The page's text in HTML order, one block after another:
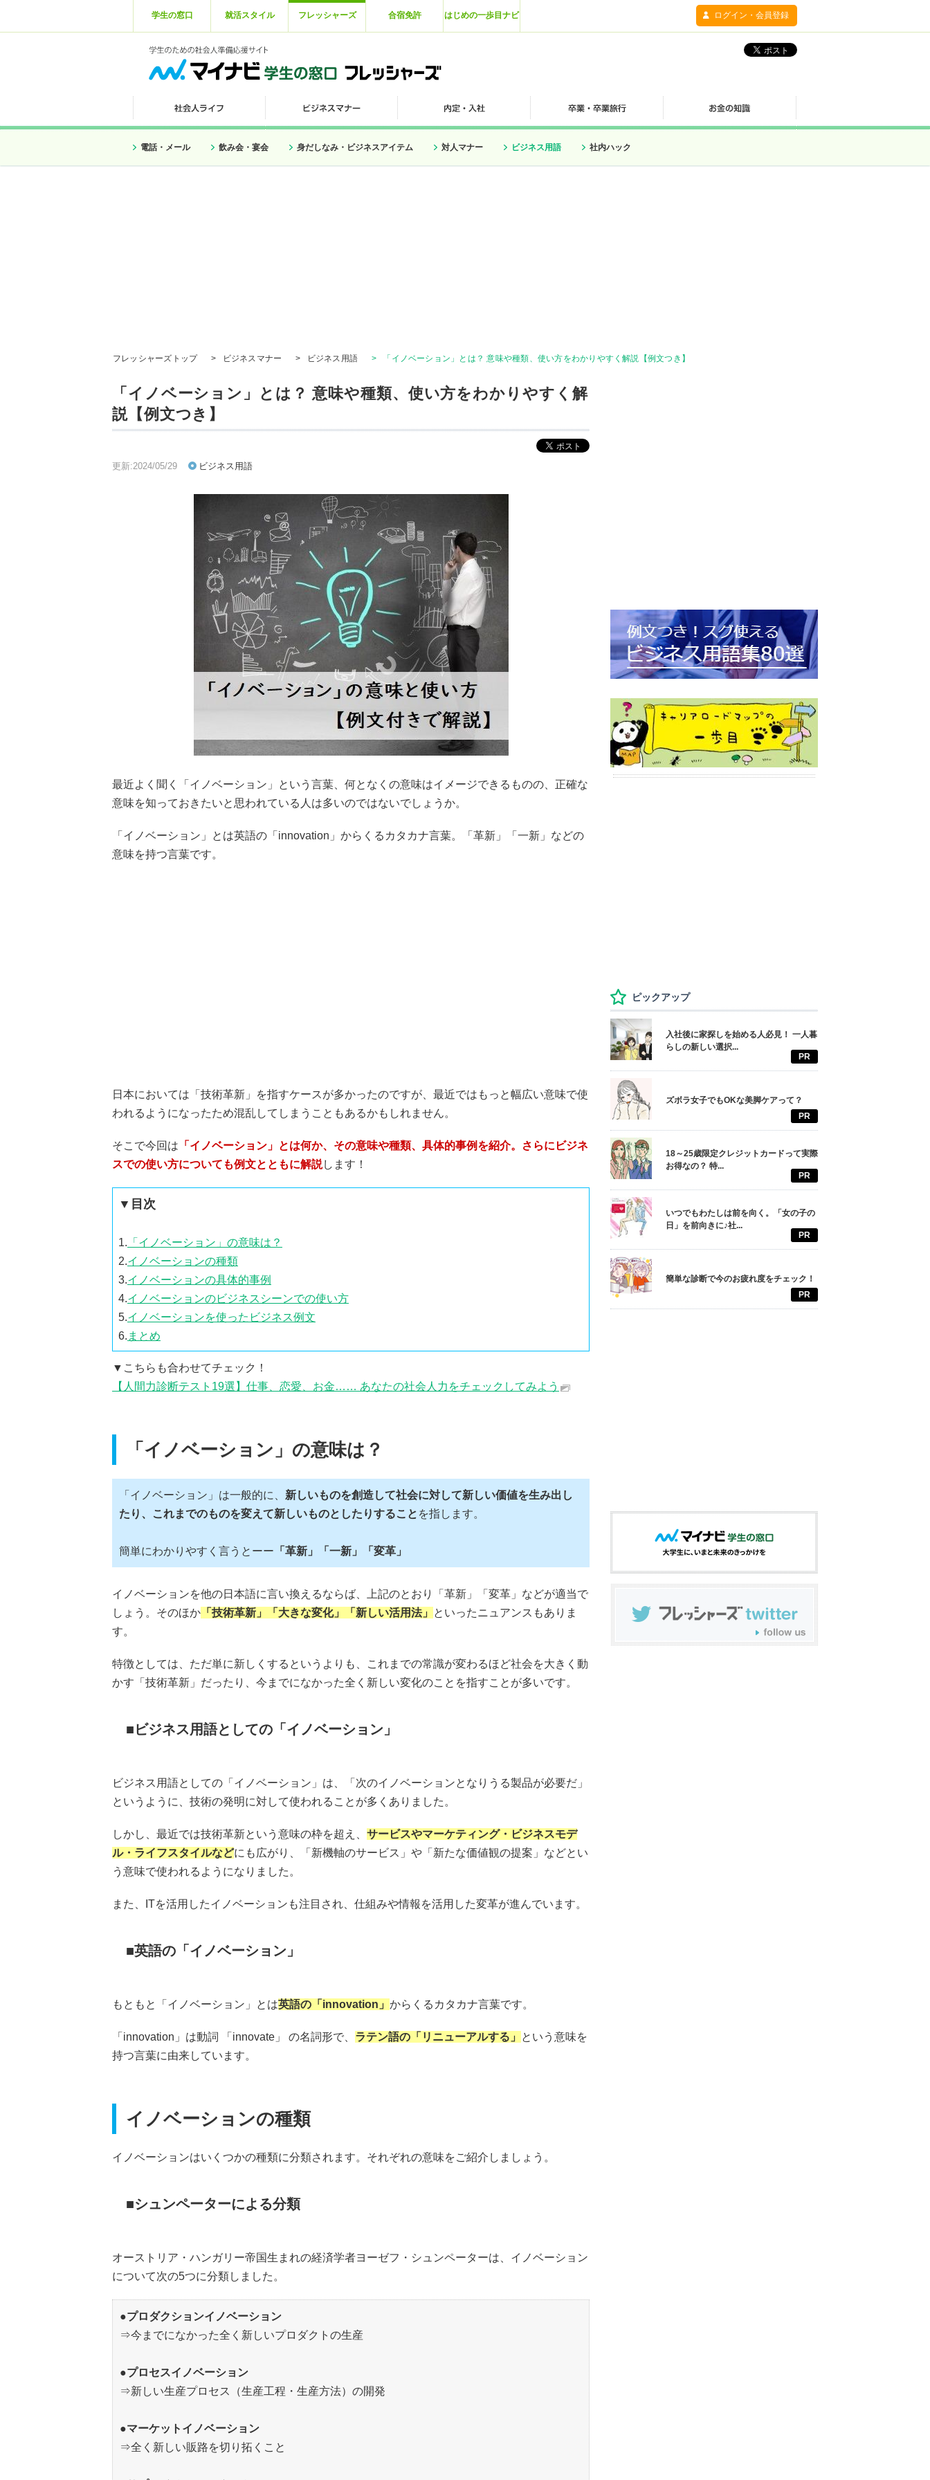
学生の窓口 就活スタイル フレッシャーズ 合宿免許 はじめの一歩目ナビ ログイン・会員登録
電話・メール 飲み会・宴会 身だしなみ・ビジネスアイテム 対人マナー ビジネス用語 社内ハック
フレッシャーズトップ > ビジネスマナー > ビジネス用語 > 「イノベーション」とは？ 意味や種類、使い方をわかりやすく解説【例文つき】
「イノベーション」とは？ 意味や種類、使い方をわかりやすく解
説【例文つき】
更新:2024/05/29 ビジネス用語
最近よく聞く「イノベーション」という言葉、何となくの意味はイメージできるものの、正確な
意味を知っておきたいと思われている人は多いのではないでしょうか。
「イノベーション」とは英語の「innovation」からくるカタカナ言葉。「革新」「一新」などの
意味を持つ言葉です。
日本においては「技術革新」を指すケースが多かったのですが、最近ではもっと幅広い意味で使
われるようになったため混乱してしまうこともあるかもしれません。
そこで今回は 「イノベーション」とは何か、その意味や種類、具体的事例を紹介。さらにビジネ
スでの使い方についても例文とともに解説します！
▼目次
1. 「イノベーション」の意味は？
2.イノベーションの種類
3.イノベーションの具体的事例
4.イノベーションのビジネスシーンでの使い方
5.イノベーションを使ったビジネス例文
6. まとめ
▼こちらも合わせてチェック！
【人間力診断テスト19選】仕事、恋愛、お金…… あなたの社会人力をチェックしてみよう
「イノベーション」の意味は？
「イノベーション」は一般的に、 新しいものを創造して社会に対して新しい価値を生み出し
たり、これまでのものを変えて新しいものとしたりすること を指します。
簡単にわかりやすく言うとーー 「革新」「一新」「変革」
イノベーションを他の日本語に言い換えるならば、上記のとおり「革新」「変革」などが適当で
しょう。そのほか 「技術革新」「大きな変化」「新しい活用法」
といったニュアンスもありま
す。
特徴としては、ただ単に新しくするというよりも、これまでの常識が変わるほど社会を大きく動
かす「技術革新」だったり、今までになかった全く新しい変化のことを指すことが多いです。
ビジネス用語としての「イノベーション」
ビジネス用語としての「イノベーション」は、「次のイノベーションとなりうる製品が必要だ」
というように、技術の発明に対して使われることが多くありました。
しかし、最近では技術革新という意味の枠を超え、 サービスやマーケティング・ビジネスモデ
ル・ライフスタイルなどにも広がり、「新機軸のサービス」や「新たな価値観の提案」などとい
う意味で使われるようになりました。
また、ITを活用したイノベーションも注目され、仕組みや情報を活用した変革が進んでいます。
英語の「イノベーション」
もともと「イノベーション」とは英語の「innovation」 からくるカタカナ言葉です。
「innovation」は動詞 「innovate」 の名詞形で、 ラテン語の「リニューアルする」
という意味を
持つ言葉に由来しています。
イノベーションの種類
イノベーションはいくつかの種類に分類されます。それぞれの意味をご紹介しましょう。
シュンペーターによる分類
オーストリア・ハンガリー帝国生まれの経済学者ヨーゼフ・シュンペーターは、イノベーション
について次の5つに分類しました。
●プロダクションイノベーション
⇒今までになかった全く新しいプロダクトの生産
●プロセスイノベーション
⇒新しい生産プロセス（生産工程・生産方法）の開発
●マーケットイノベーション
⇒全く新しい販路を切り拓くこと
ピックアップ
入社後に家探しを始める人必見！ 一人暮
らしの新しい選択...
PR
ズボラ女子でもOKな美脚ケアって？
PR
18～25歳限定クレジットカードって実際
お得なの？ 特...
PR
いつでもわたしは前を向く。「女の子の
日」を前向きに♪社...
PR
簡単な診断で今のお疲れ度をチェック！
PR